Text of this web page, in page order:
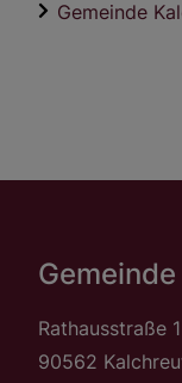
Gemeinde
Rathausstraße 1
90562